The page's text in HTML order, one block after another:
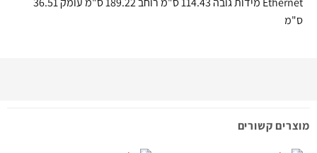
ס"מ
מוצרים קשורים